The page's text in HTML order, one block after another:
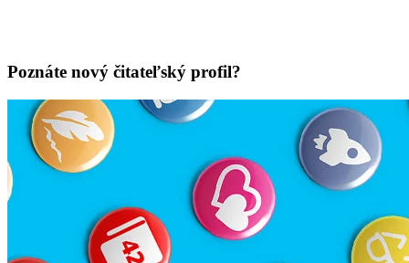
Poznáte nový čitateľský profil?